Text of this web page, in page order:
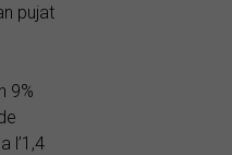
pujat
9%
l’1,4